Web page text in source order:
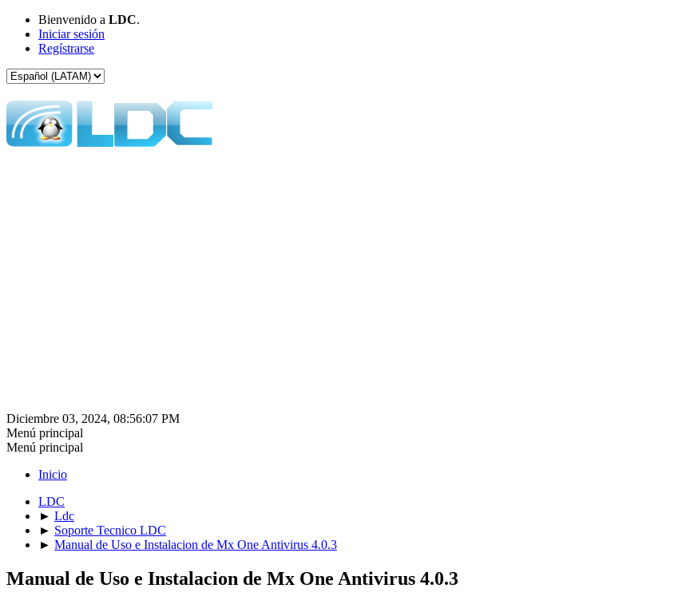
Bienvenido a LDC.
Iniciar sesión
Regístrarse
Diciembre 03, 2024, 08:56:07 PM
Menú principal
Menú principal
Inicio
LDC
► Ldc
► Soporte Tecnico LDC
► Manual de Uso e Instalacion de Mx One Antivirus 4.0.3
Manual de Uso e Instalacion de Mx One Antivirus 4.0.3